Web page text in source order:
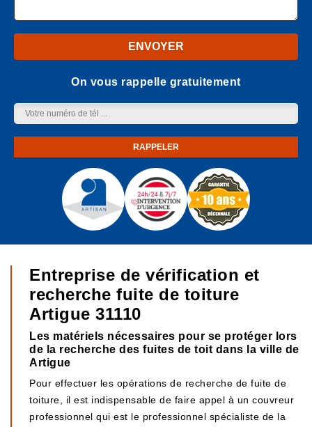
On vous rappelle gratuitement
Entreprise de vérification et
recherche fuite de toiture
Artigue 31110
Les matériels nécessaires pour se protéger lors
de la recherche des fuites de toit dans la ville de
Artigue
Pour effectuer les opérations de recherche de fuite de
toiture, il est indispensable de faire appel à un couvreur
professionnel qui est le professionnel spécialiste de la